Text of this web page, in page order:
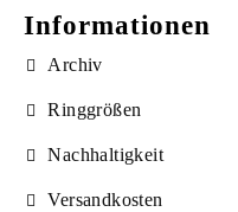
Informationen
Archiv
Ringgrößen
Nachhaltigkeit
Versandkosten